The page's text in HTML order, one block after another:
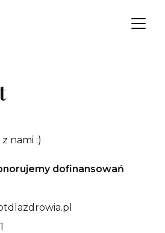
nami :)
dofinansowań